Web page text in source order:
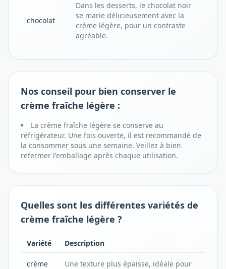
chocolat
Dans les desserts, le chocolat noir
se marie délicieusement avec la
crème légère, pour un contraste
agréable.
Nos conseil pour bien conserver le
crème fraîche légère :
La crème fraîche légère se conserve au
réfrigérateur. Une fois ouverte, il est recommandé de
la consommer sous une semaine. Veillez à bien
refermer l'emballage après chaque utilisation.
Quelles sont les différentes variétés de
crème fraîche légère ?
Variété Description
crème
Une texture plus épaisse, idéale pour